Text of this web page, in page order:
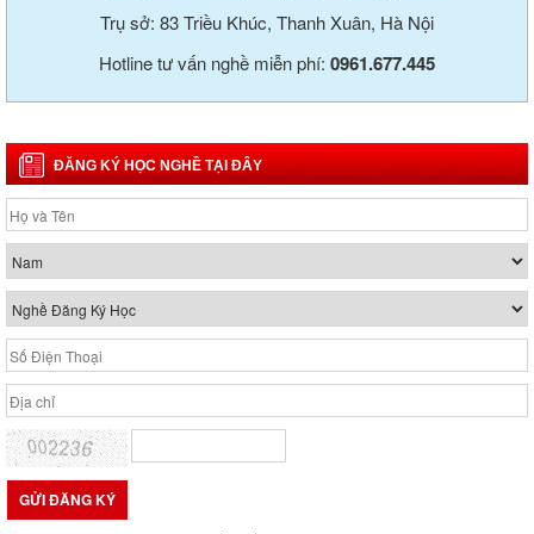
Trụ sở: 83 Triều Khúc, Thanh Xuân, Hà Nội
Hotline tư vấn nghề miễn phí: 0961.677.445
ĐĂNG KÝ HỌC NGHỀ TẠI ĐÂY